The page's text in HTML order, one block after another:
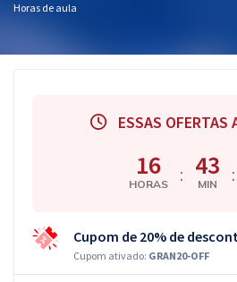
Horas de aula
ESSAS OFERTAS
16
HORAS : 43
MIN :
Cupom de 20% de
Cupom ativado: GRAN20-OFF